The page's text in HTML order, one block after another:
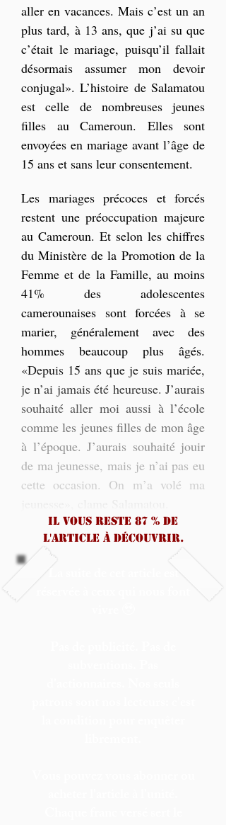
aller en vacances. Mais c’est un an
plus tard, à 13 ans, que j’ai su que
c’était le mariage, puisqu’il fallait
désormais assumer mon devoir
conjugal». L’histoire de Salamatou
est celle de nombreuses jeunes
filles au Cameroun. Elles sont
envoyées en mariage avant l’âge de
15 ans et sans leur consentement.
Les mariages précoces et forcés
restent une préoccupation majeure
au Cameroun. Et selon les chiffres
du Ministère de la Promotion de la
Femme et de la Famille, au moins
41% des adolescentes
camerounaises sont forcées à se
marier, généralement avec des
hommes beaucoup plus âgés.
«Depuis 15 ans que je suis mariée,
je n’ai jamais été heureuse. J’aurais
souhaité aller moi aussi à l’école
comme les jeunes filles de mon âge
à l’époque. J’aurais souhaité jouir
de ma jeunesse, mais je n’ai pas eu
cette occasion. On m’a volé ma
Il vous reste 87 % de
l'article à découvrir.